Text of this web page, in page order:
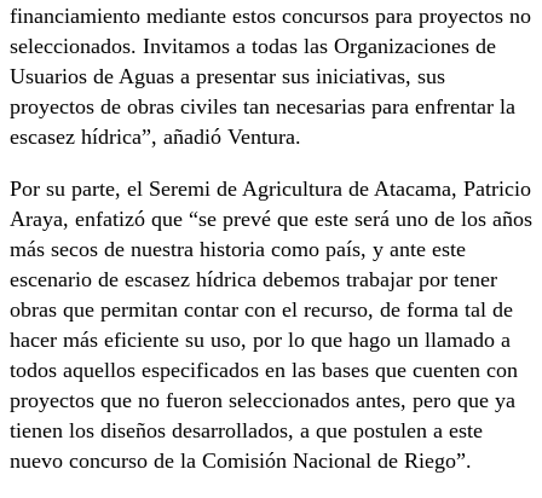
financiamiento mediante estos concursos para proyectos no
seleccionados. Invitamos a todas las Organizaciones de
Usuarios de Aguas a presentar sus iniciativas, sus
proyectos de obras civiles tan necesarias para enfrentar la
escasez hídrica”, añadió Ventura.
Por su parte, el Seremi de Agricultura de Atacama, Patricio
Araya, enfatizó que “se prevé que este será uno de los años
más secos de nuestra historia como país, y ante este
escenario de escasez hídrica debemos trabajar por tener
obras que permitan contar con el recurso, de forma tal de
hacer más eficiente su uso, por lo que hago un llamado a
todos aquellos especificados en las bases que cuenten con
proyectos que no fueron seleccionados antes, pero que ya
tienen los diseños desarrollados, a que postulen a este
nuevo concurso de la Comisión Nacional de Riego”.